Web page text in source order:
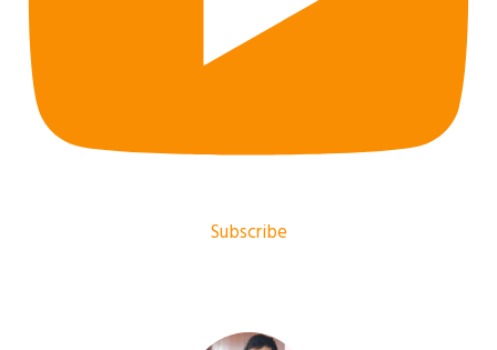
Subscribe